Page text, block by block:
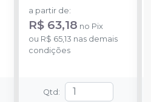
exploradora + 1
Escavador e 1 Cabo com
espelho nº 5.
a partir de:
R$ 63,18 no Pix
ou R$ 65,13 nas demais
condições
Qtd: